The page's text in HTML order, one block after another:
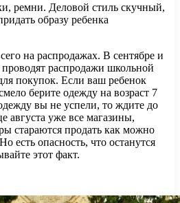
ремни. Деловой стиль скучный,
образу ребенка
на распродажах. В сентябре и
распродажи школьной
покупок. Если ваш ребенок
берите одежду на возраст 7
вы не успели, то ждите до
августа уже все магазины,
стараются продать как можно
есть опасность, что останутся
этот факт.